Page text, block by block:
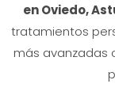
en Oviedo,
tratamientos
más avanzadas